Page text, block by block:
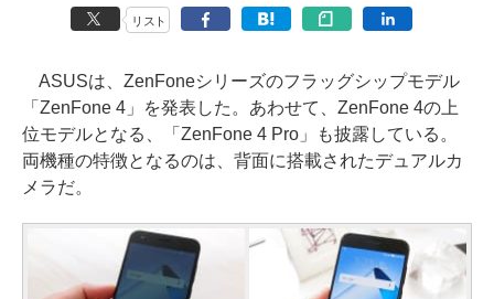
リスト
ASUSは、ZenFoneシリーズのフラッグシップモデル
「ZenFone 4」を発表した。あわせて、ZenFone 4の上
位モデルとなる、「ZenFone 4 Pro」も披露している。
両機種の特徴となるのは、背面に搭載されたデュアルカ
メラだ。